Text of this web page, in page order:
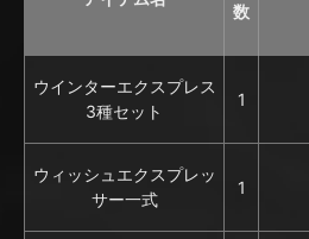
数
ウインターエクスプレス
3種セット
1
ウィッシュエクスプレッ
サー一式
1